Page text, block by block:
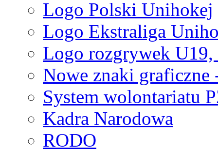
Logo Polski Unihokej
Logo Ekstraliga
Logo rozgrywek
Nowe znaki graficzne
System wolontariatu
Kadra Narodowa
RODO